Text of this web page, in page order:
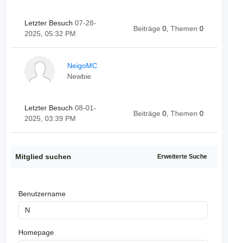
Letzter Besuch 07-28-
2025, 05:32 PM
Beiträge 0, Themen 0
NeigoMC
Newbie
Letzter Besuch 08-01-
2025, 03:39 PM
Beiträge 0, Themen 0
Mitglied suchen Erweiterte Suche
Benutzername
Homepage